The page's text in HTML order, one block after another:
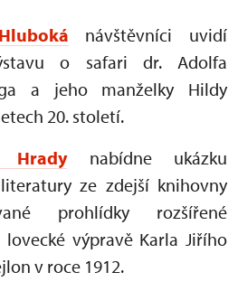
návštěvníci uvidí
o safari dr. Adolfa
a jeho manželky Hildy
20. století.
Hradynabídne ukázku
ze zdejší knihovny
prohlídky rozšířené
výpravě Karla Jiřího
v roce 1912.